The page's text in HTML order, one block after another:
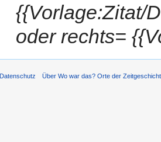
{{Vorlage:Zitat/
oder rechts=
Datenschutz Über Wo war das? Orte der